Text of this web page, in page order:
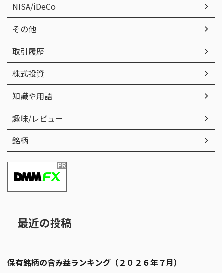
NISA/iDeCo
その他
取引履歴
株式投資
知識や用語
趣味/レビュー
銘柄
最近の投稿
保有銘柄の含み益ランキング（２０２６年７月）